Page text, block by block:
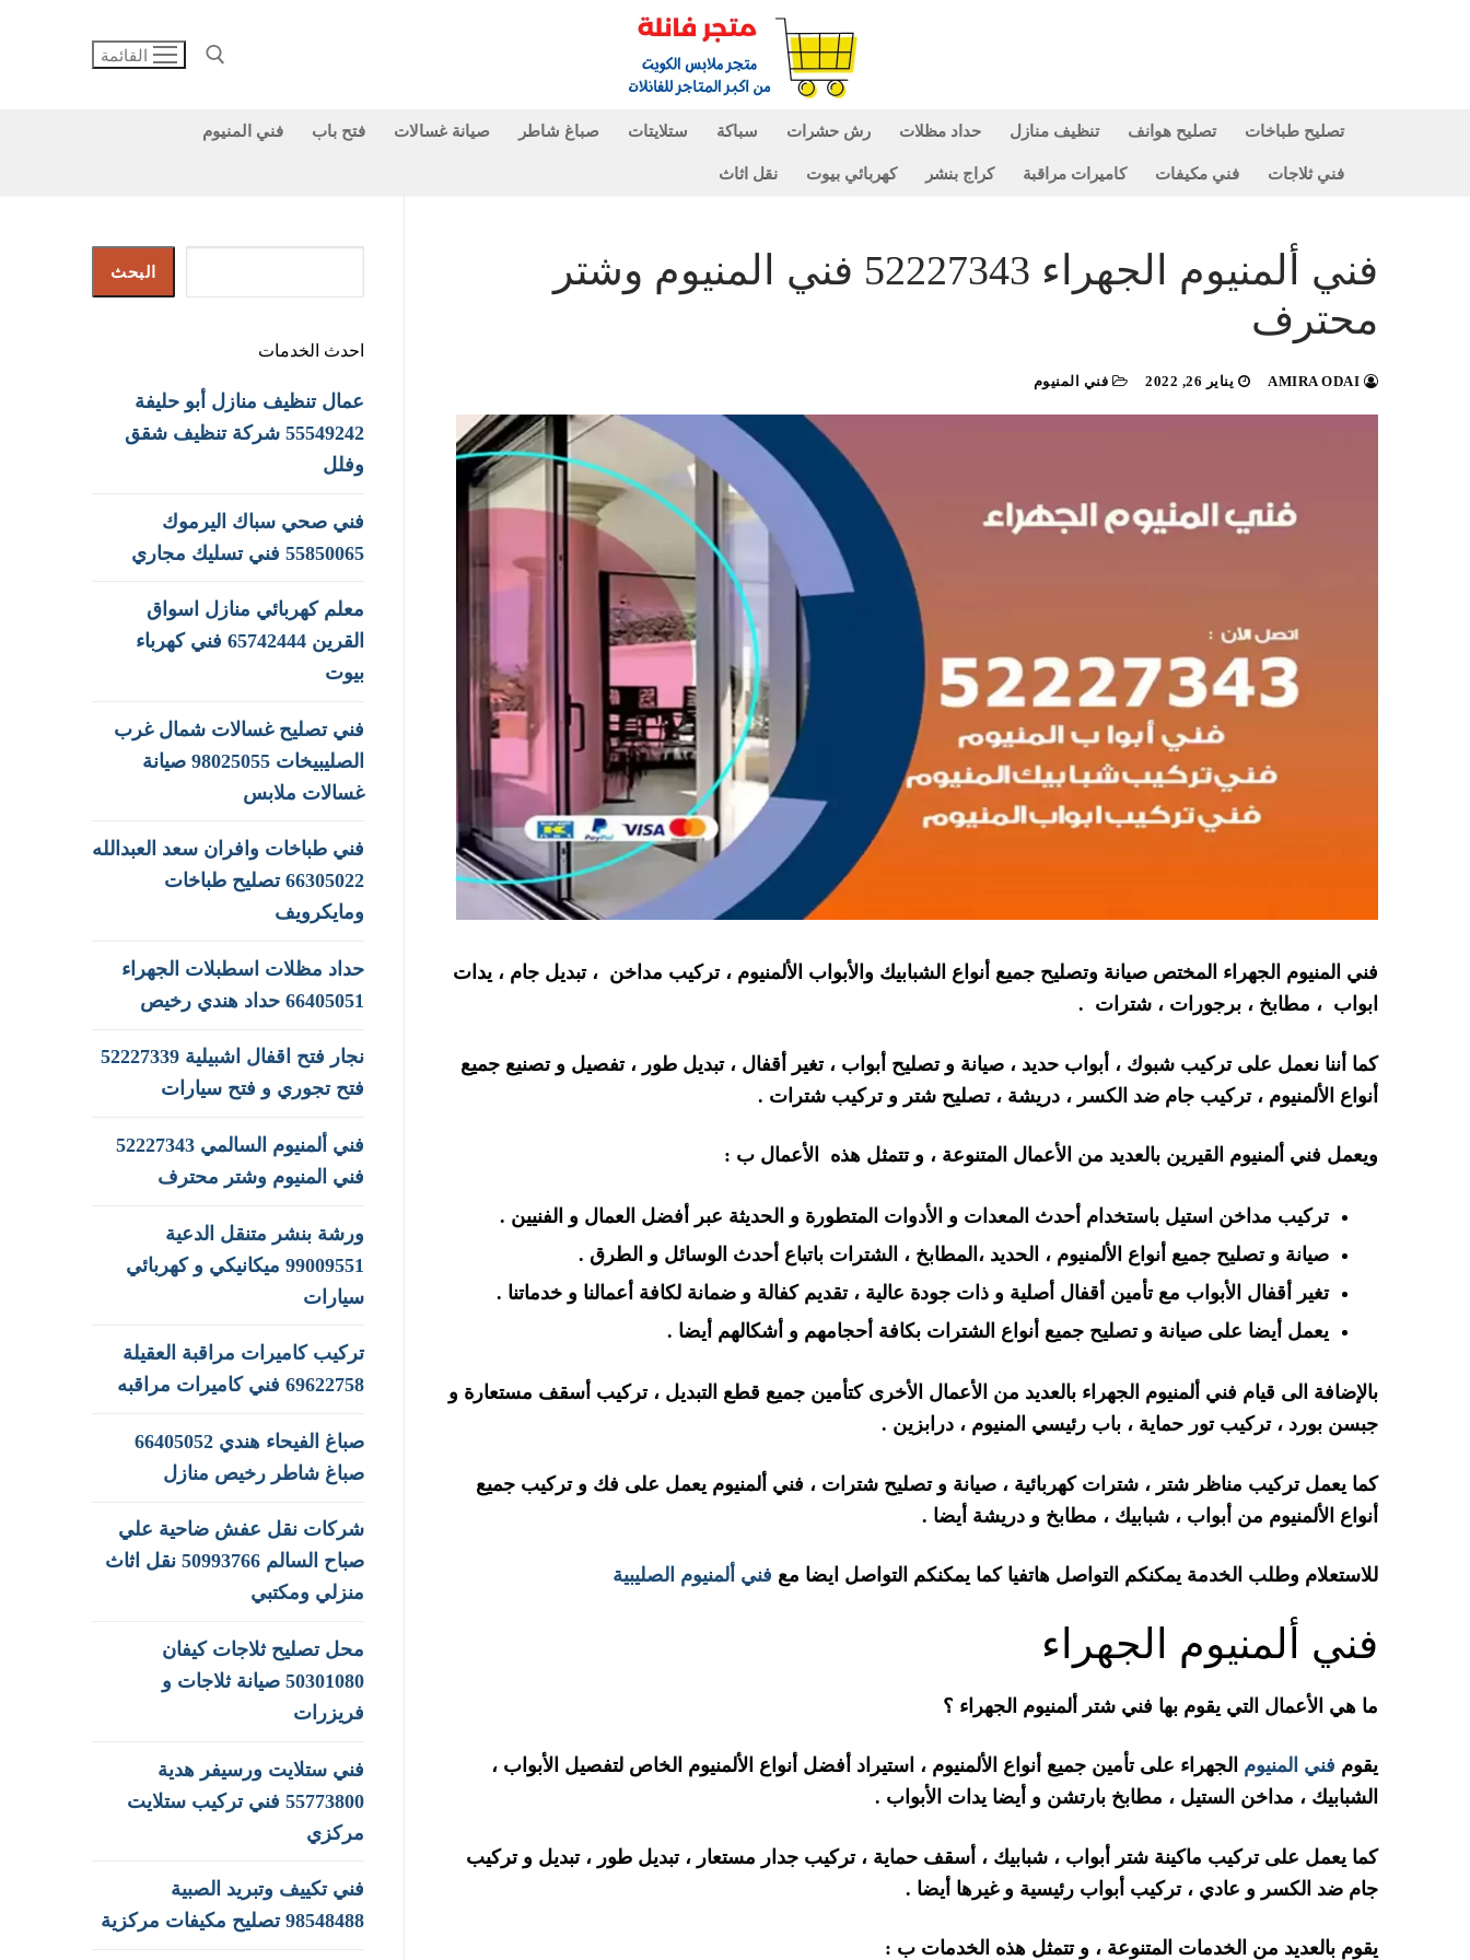
البحث عن:
القائمة
تصليح طباخات تصليح هوانف تنظيف منازل حداد مظلات رش حشرات سباكة ستلايتات صباغ شاطر صيانة غسالات فتح باب فني المنيوم
فني ثلاجات فني مكيفات كاميرات مراقبة كراج بنشر كهربائي بيوت نقل اثاث
فني ألمنيوم الجهراء 52227343 فني المنيوم وشتر
محترف
يناير 26, 2022 فني المنيوم
فني المنيوم الجهراء المختص صيانة وتصليح جميع أنواع الشبابيك والأبواب الألمنيوم ، تركيب مداخن ، تبديل جام ، يدات
ابواب ، مطابخ ، برجورات ، شترات .
كما أننا نعمل على تركيب شبوك ، أبواب حديد ، صيانة و تصليح أبواب ، تغير أقفال ، تبديل طور ، تفصيل و تصنيع جميع
أنواع الألمنيوم ، تركيب جام ضد الكسر ، دريشة ، تصليح شتر و تركيب شترات .
ويعمل فني ألمنيوم القيرين بالعديد من الأعمال المتنوعة ، و تتمثل هذه الأعمال ب :
تركيب مداخن استيل باستخدام أحدث المعدات و الأدوات المتطورة و الحديثة عبر أفضل العمال و الفنيين .
صيانة و تصليح جميع أنواع الألمنيوم ، الحديد ،المطابخ ، الشترات باتباع أحدث الوسائل و الطرق .
تغير أقفال الأبواب مع تأمين أقفال أصلية و ذات جودة عالية ، تقديم كفالة و ضمانة لكافة أعمالنا و خدماتنا .
يعمل أيضا على صيانة و تصليح جميع أنواع الشترات بكافة أحجامهم و أشكالهم أيضا .
بالإضافة الى قيام فني ألمنيوم الجهراء بالعديد من الأعمال الأخرى كتأمين جميع قطع التبديل ، تركيب أسقف مستعارة و
جبسن بورد ، تركيب تور حماية ، باب رئيسي المنيوم ، درابزين .
كما يعمل تركيب مناظر شتر ، شترات كهربائية ، صيانة و تصليح شترات ، فني ألمنيوم يعمل على فك و تركيب جميع
أنواع الألمنيوم من أبواب ، شبابيك ، مطابخ و دريشة أيضا .
للاستعلام وطلب الخدمة يمكنكم التواصل هاتفيا كما يمكنكم التواصل ايضا مع فني ألمنيوم الصليبية
فني ألمنيوم الجهراء
ما هي الأعمال التي يقوم بها فني شتر ألمنيوم الجهراء ؟
يقوم فني المنيوم الجهراء على تأمين جميع أنواع الألمنيوم ، استيراد أفضل أنواع الألمنيوم الخاص لتفصيل الأبواب ،
الشبابيك ، مداخن الستيل ، مطابخ بارتشن و أيضا يدات الأبواب .
كما يعمل على تركيب ماكينة شتر أبواب ، شبابيك ، أسقف حماية ، تركيب جدار مستعار ، تبديل طور ، تبديل و تركيب
جام ضد الكسر و عادي ، تركيب أبواب رئيسية و غيرها أيضا .
يقوم بالعديد من الخدمات المتنوعة ، و تتمثل هذه الخدمات ب :
البحث
احدث الخدمات
عمال تنظيف منازل أبو حليفة
55549242 شركة تنظيف شقق
وفلل
فني صحي سباك اليرموك
55850065 فني تسليك مجاري
معلم كهربائي منازل اسواق
القرين 65742444 فني كهرباء
بيوت
فني تصليح غسالات شمال غرب
الصليبيخات 98025055 صيانة
غسالات ملابس
فني طباخات وافران سعد العبدالله
66305022 تصليح طباخات
ومايكرويف
حداد مظلات اسطبلات الجهراء
66405051 حداد هندي رخيص
نجار فتح اقفال اشبيلية 52227339
فتح تجوري و فتح سيارات
فني ألمنيوم السالمي 52227343
فني المنيوم وشتر محترف
ورشة بنشر متنقل الدعية
99009551‬ ميكانيكي و كهربائي
سيارات
تركيب كاميرات مراقبة العقيلة
69622758 فني كاميرات مراقبه
صباغ الفيحاء هندي 66405052
صباغ شاطر رخيص منازل
شركات نقل عفش ضاحية علي
صباح السالم 50993766 نقل اثاث
منزلي ومكتبي
محل تصليح ثلاجات كيفان
50301080 صيانة ثلاجات و
فريزرات
فني ستلايت ورسيفر هدية
55773800 فني تركيب ستلايت
مركزي
فني تكييف وتبريد الصبية
98548488 تصليح مكيفات مركزية